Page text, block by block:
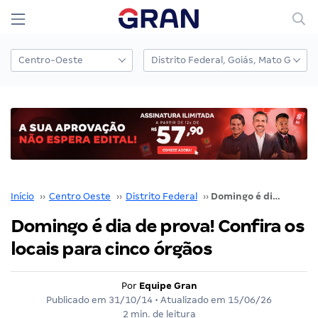
Início ›› Centro Oeste ›› Distrito Federal ›› Domingo é dia de prova! Confira os locais para cinco órgãos
Domingo é dia de prova! Confira os
locais para cinco órgãos
Por Equipe Gran
Publicado em 31/10/14 • Atualizado em 15/06/26
2 min. de leitura